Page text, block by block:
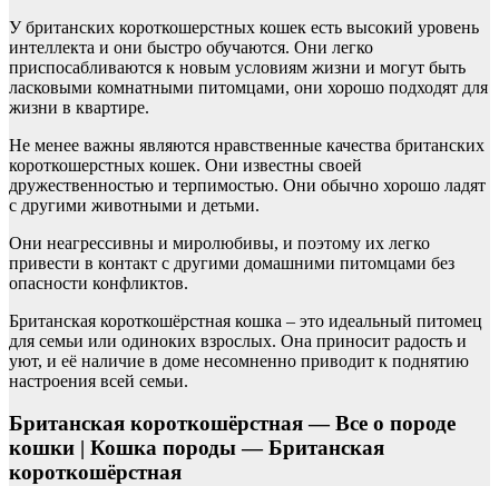
У британских короткошерстных кошек есть высокий уровень
интеллекта и они быстро обучаются. Они легко
приспосабливаются к новым условиям жизни и могут быть
ласковыми комнатными питомцами, они хорошо подходят для
жизни в квартире.
Не менее важны являются нравственные качества британских
короткошерстных кошек. Они известны своей
дружественностью и терпимостью. Они обычно хорошо ладят
с другими животными и детьми.
Они неагрессивны и миролюбивы, и поэтому их легко
привести в контакт с другими домашними питомцами без
опасности конфликтов.
Британская короткошёрстная кошка – это идеальный питомец
для семьи или одиноких взрослых. Она приносит радость и
уют, и её наличие в доме несомненно приводит к поднятию
настроения всей семьи.
Британская короткошёрстная — Все о породе
кошки | Кошка породы — Британская
короткошёрстная